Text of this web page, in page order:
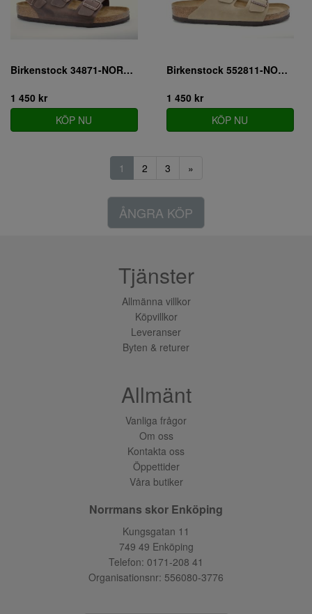
Birkenstock 34871-NORMAL
1 450 kr
KÖP NU
Birkenstock 552811-NORMAL
1 450 kr
KÖP NU
1 2 3 »
ÅNGRA KÖP
Tjänster
Allmänna villkor
Köpvillkor
Leveranser
Byten & returer
Allmänt
Vanliga frågor
Om oss
Kontakta oss
Öppettider
Våra butiker
Norrmans skor Enköping
Kungsgatan 11
749 49 Enköping
Telefon: 0171-208 41
Organisationsnr: 556080-3776